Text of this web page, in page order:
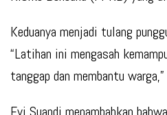
Keduanya menjadi tulang
“Latihan ini mengasah
tanggap dan membantu